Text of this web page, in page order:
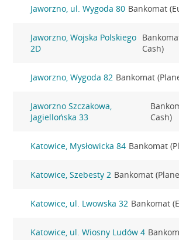
Jaworzno, ul. Wygoda 80 Bankomat
Jaworzno, Wojska Polskiego
2D
Cash)
Jaworzno, Wygoda 82 Bankomat
Jaworzno Szczakowa,
Jagiellońska 33
Cash)
Katowice, Mysłowicka 84 Bankomat
Katowice, Szebesty 2 Bankomat
Katowice, ul. Lwowska 32 Bankomat
Katowice, ul. Wiosny Ludów 4